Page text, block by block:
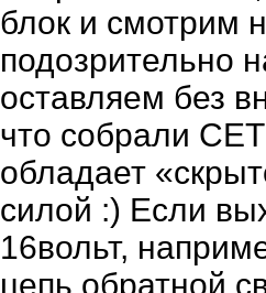
блок и смотрим
подозрительно
оставляем без
что собрали
обладает
силой :) Если
16вольт,
цепь обратной